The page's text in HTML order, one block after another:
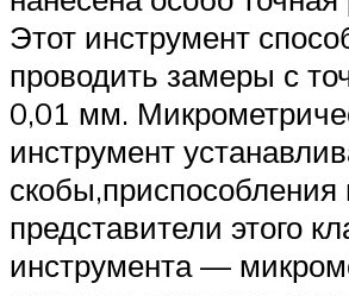
Этот инструмент
проводить замеры с
0,01 мм.
инструмент
скобы,приспособления
представители этого
инструмента —